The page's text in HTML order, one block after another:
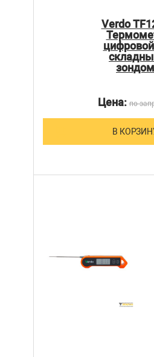
Verdo
зондом
Цена:по
В